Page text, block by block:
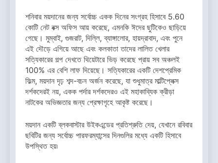
শনিবার ময়দানের জন্য সর্বোচ্চ একক দিনের সংগ্রহ হিসাবে 5.60
কোটি নেট বক্স অফিস আয় করেছে, এমনকি ঈদের ছুটিকেও ছাড়িয়ে
গেছে। মুম্বাই, গুজরাট, দিল্লি, ব্যাঙ্গালোর, হায়দ্রাবাদ, এবং পুনে
এই দৌড়ে এগিয়ে আছে এবং কলকাতা তাদের লালিত খেলার
সত্যিকারের গল্প দেখতে থিয়েটারে ভিড় করেছে প্রায় সব অঞ্চলই
100% এর বেশি লাফ দিয়েছে। সত্যিকারের একটি দেশপ্রেমিক
ফিল্ম, ময়দান দৃঢ় শব্দ-বচন অর্জন করেছে, যা শুধুমাত্র মাল্টিপ্লেক্স
দর্শকদেরই নয়, একক পর্দার দর্শকদেরও এই মহাকাব্যিক ক্রীড়া
নাটকের অভিজ্ঞতার জন্য প্রেক্ষাগৃহে আকৃষ্ট করেছে।
ময়দান একটি ব্লকবাস্টার উইকএন্ডের প্রতিশ্রুতি দেয়, যেখানে রবিবার
ছবিটির জন্য সর্বোচ্চ পারফরম্যান্সের দিনগুলির মধ্যে একটি হিসাবে
উপস্থিত হয়৷